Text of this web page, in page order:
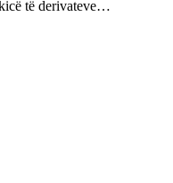
të derivateve…